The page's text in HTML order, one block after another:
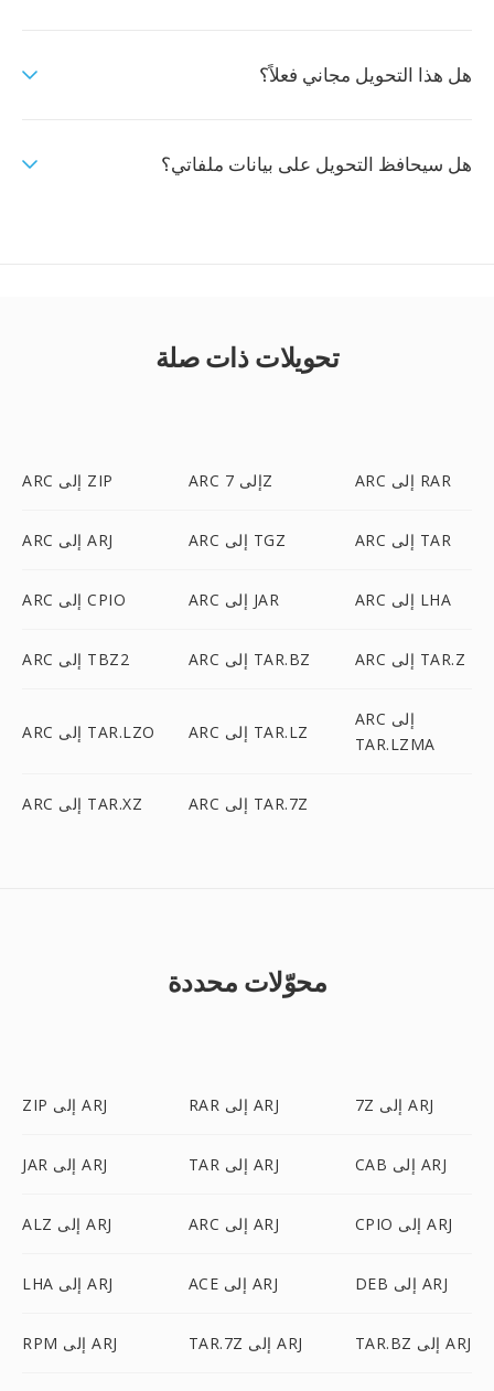
هل هذا التحويل مجاني فعلاً؟
هل سيحافظ التحويل على بيانات ملفاتي؟
تحويلات ذات صلة
ARC إلى ZIP ARC إلى 7Z ARC إلى RAR
ARC إلى ARJ ARC إلى TGZ ARC إلى TAR
ARC إلى CPIO ARC إلى JAR ARC إلى LHA
ARC إلى TBZ2 ARC إلى TAR.BZ ARC إلى TAR.Z
ARC إلى TAR.LZO ARC إلى TAR.LZ
ARC إلى
TAR.LZMA
ARC إلى TAR.XZ ARC إلى TAR.7Z
محوّلات محددة
ZIP إلى ARJ RAR إلى ARJ 7Z إلى ARJ
JAR إلى ARJ TAR إلى ARJ CAB إلى ARJ
ALZ إلى ARJ ARC إلى ARJ CPIO إلى ARJ
LHA إلى ARJ ACE إلى ARJ DEB إلى ARJ
RPM إلى ARJ TAR.7Z إلى ARJ TAR.BZ إلى ARJ